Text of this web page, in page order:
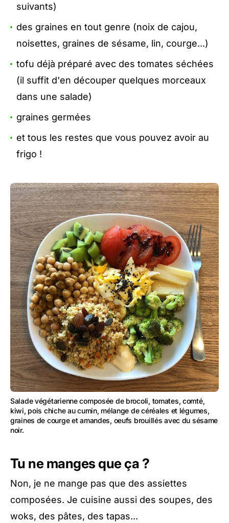
suivants)
des graines en tout genre (noix de cajou,
noisettes, graines de sésame, lin, courge...)
tofu déjà préparé avec des tomates séchées
(il suffit d'en découper quelques morceaux
dans une salade)
graines germées
et tous les restes que vous pouvez avoir au
frigo !
Salade végétarienne composée de brocoli, tomates, comté,
kiwi, pois chiche au cumin, mélange de céréales et légumes,
graines de courge et amandes, oeufs brouillés avec du sésame
noir.
Tu ne manges que ça ?
Non, je ne mange pas que des assiettes
composées. Je cuisine aussi des soupes, des
woks, des pâtes, des tapas...